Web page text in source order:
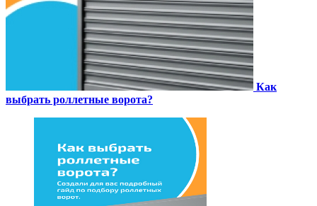
Как
выбрать роллетные ворота?